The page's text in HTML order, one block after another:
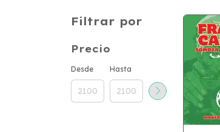
Filtrar por
Precio
Desde Hasta